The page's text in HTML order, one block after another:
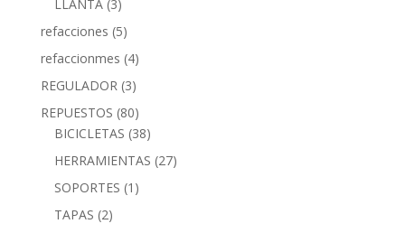
LLANTA (3)
refacciones (5)
refaccionmes (4)
REGULADOR (3)
REPUESTOS (80)
BICICLETAS (38)
HERRAMIENTAS (27)
SOPORTES (1)
TAPAS (2)